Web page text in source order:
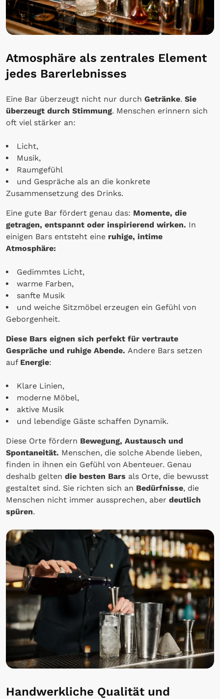
Atmosphäre als zentrales Element
jedes Barerlebnisses
Eine Bar überzeugt nicht nur durch Getränke. Sie
überzeugt durch Stimmung. Menschen erinnern sich
oft viel stärker an:
Licht,
Musik,
Raumgefühl
und Gespräche als an die konkrete
Zusammensetzung des Drinks.
Eine gute Bar fördert genau das: Momente, die
getragen, entspannt oder inspirierend wirken. In
einigen Bars entsteht eine ruhige, intime
Atmosphäre:
Gedimmtes Licht,
warme Farben,
sanfte Musik
und weiche Sitzmöbel erzeugen ein Gefühl von
Geborgenheit.
Diese Bars eignen sich perfekt für vertraute
Gespräche und ruhige Abende. Andere Bars setzen
auf Energie:
Klare Linien,
moderne Möbel,
aktive Musik
und lebendige Gäste schaffen Dynamik.
Diese Orte fördern Bewegung, Austausch und
Spontaneität. Menschen, die solche Abende lieben,
finden in ihnen ein Gefühl von Abenteuer. Genau
deshalb gelten die besten Bars als Orte, die bewusst
gestaltet sind. Sie richten sich an Bedürfnisse, die
Menschen nicht immer aussprechen, aber deutlich
spüren.
Handwerkliche Qualität und